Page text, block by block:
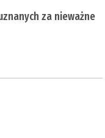
za nieważne